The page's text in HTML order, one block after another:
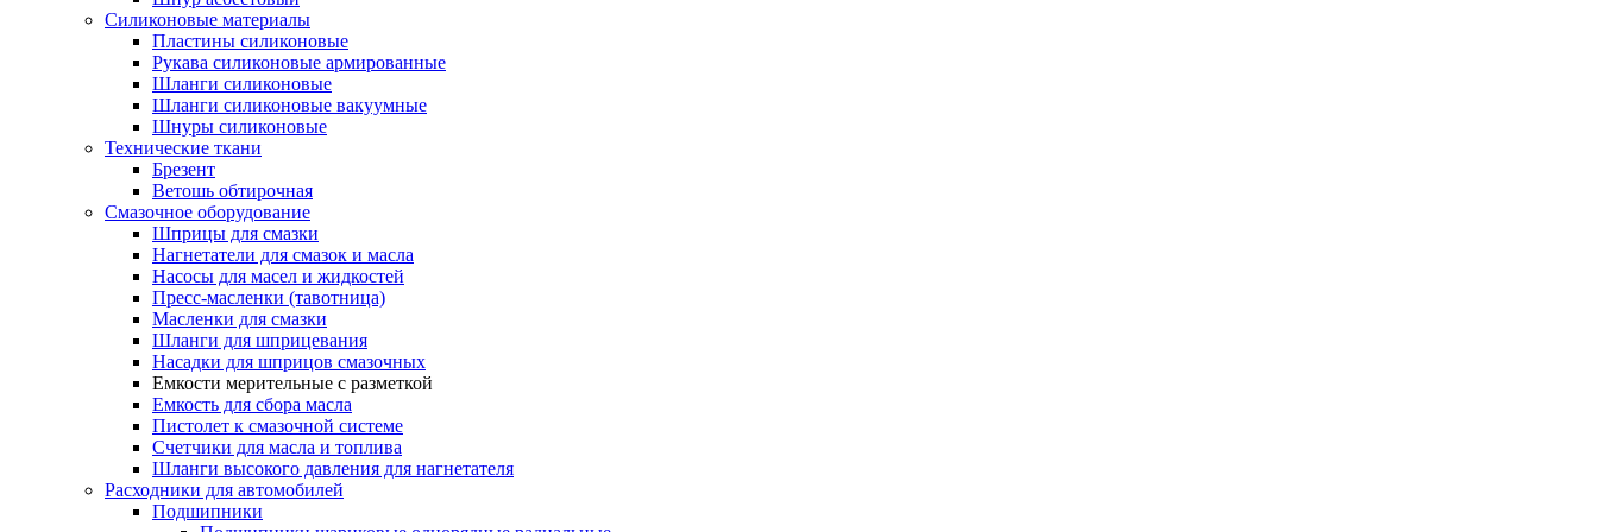
Силиконовые материалы
Пластины силиконовые
Рукава силиконовые армированные
Шланги силиконовые
Шланги силиконовые вакуумные
Шнуры силиконовые
Технические ткани
Брезент
Ветошь обтирочная
Смазочное оборудование
Шприцы для смазки
Нагнетатели для смазок и масла
Насосы для масел и жидкостей
Пресс-масленки (тавотница)
Масленки для смазки
Шланги для шприцевания
Насадки для шприцов смазочных
Емкости мерительные с разметкой
Емкость для сбора масла
Пистолет к смазочной системе
Счетчики для масла и топлива
Шланги высокого давления для нагнетателя
Расходники для автомобилей
Подшипники